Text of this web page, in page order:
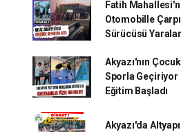
Fatih
Otomobille
Sürücüsü
Akyazı'nın
Sporla Geçiriyor
Eğitim Başladı
Akyazı'da